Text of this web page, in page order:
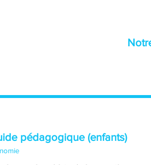
pédagogique (enfants)